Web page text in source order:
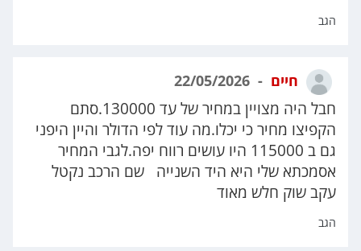
הגב
חיים
חבל היה מצויין במחיר של עד 130000.סתם
הקפיצו מחיר כי יכלו.מה עוד לפי הדולר והיין היפני
גם ב 115000 היו עושים רווח יפה.לגבי המחיר
אסמכתא שלי היא היד השנייה שם הרכב נקטל
עקב שוק חלש מאוד
הגב